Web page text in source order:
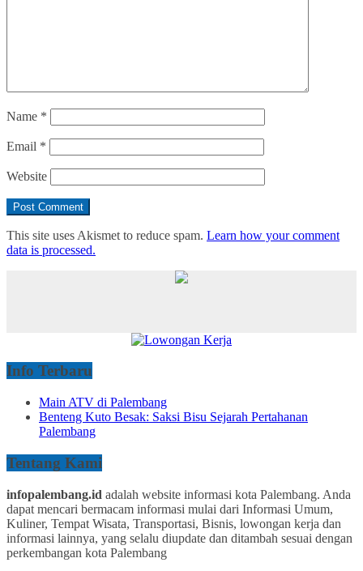
Name *
Email *
Website
This site uses Akismet to reduce spam. Learn how your comment
data is processed.
Info Terbaru
Main ATV di Palembang
Benteng Kuto Besak: Saksi Bisu Sejarah Pertahanan
Palembang
Tentang Kami
infopalembang.id adalah website informasi kota Palembang. Anda
dapat mencari bermacam informasi mulai dari Informasi Umum,
Kuliner, Tempat Wisata, Transportasi, Bisnis, lowongan kerja dan
informasi lainnya, yang selalu diupdate dan ditambah sesuai dengan
perkembangan kota Palembang